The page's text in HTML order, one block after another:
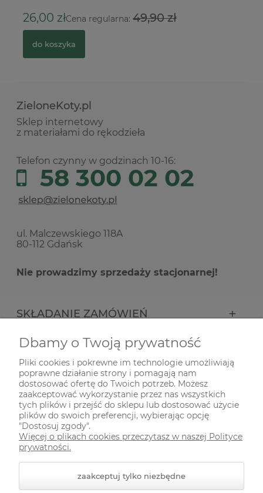
26,00 złCena regularna:49,90 zł
do koszyka
ZieloneKoty.pl
Sklep internetowy
z materiałami do rękodzieła
Telefon czynny w godzinach 10-16:
58 300 02 02
ul. Malczewskiego 118A
80-112 Gdańsk
Nie prowadzimy sprzedaży stacjonarnej!
SKŁADANIE ZAMÓWIEŃ
INFORMACJE
ODWIEDŹ NAS NA
Dbamy o Twoją prywatność
Pliki cookies i pokrewne im technologie umożliwiają
poprawne działanie strony i pomagają nam
dostosować ofertę do Twoich potrzeb. Możesz
zaakceptować wykorzystanie przez nas wszystkich
tych plików i przejść do sklepu lub dostosować użycie
plików do swoich preferencji, wybierając opcję
"Dostosuj zgody".
Więcej o plikach cookies przeczytasz w naszej Polityce
prywatności.
zaakceptuj tylko niezbędne